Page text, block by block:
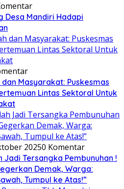
Desa Mandiri Hadapi
Masyarakat: Puskesmas
Lintas Sektoral Untuk
20250 Komentar
Jadi Tersangka Pembunuhan !
Demak, Warga:
Tumpul ke Atas!”